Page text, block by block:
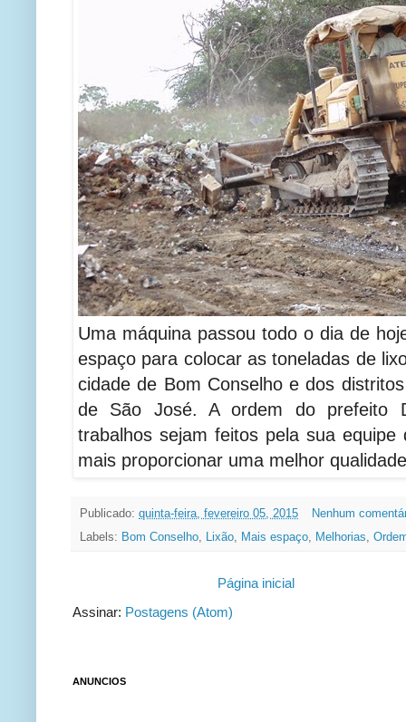
Uma máquina passou todo o dia de
espaço para colocar as toneladas de
cidade de Bom Conselho e dos
de São José. A ordem do prefeito
trabalhos sejam feitos pela sua
mais proporcionar uma melhor
Publicado: quinta-feira, fevereiro 05, 2015
Nenhum
Labels: Bom Conselho, Lixão, Mais espaço, Melhorias,
Página inicial
Assinar: Postagens (Atom)
ANUNCIOS